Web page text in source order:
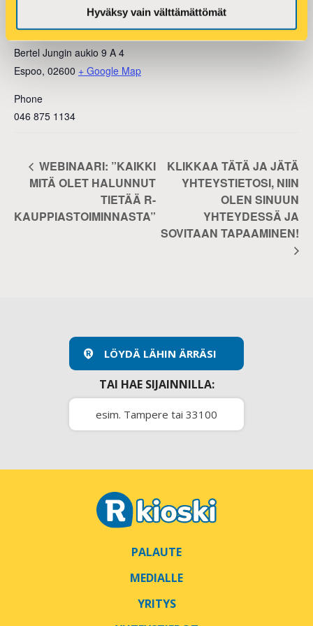
Hyväksy vain välttämättömät
Espoo Leppävaara
Bertel Jungin aukio 9 A 4
Espoo, 02600 + Google Map
Phone
046 875 1134
WEBINAARI: ”KAIKKI
MITÄ OLET HALUNNUT
TIETÄÄ R-
KAUPPIASTOIMINNASTA”
KLIKKAA TÄTÄ JA JÄTÄ
YHTEYSTIETOSI, NIIN
OLEN SINUUN
YHTEYDESSÄ JA
SOVITAAN TAPAAMINEN!
LÖYDÄ LÄHIN ÄRRÄSI
TAI HAE SIJAINNILLA:
PALAUTE
MEDIALLE
YRITYS